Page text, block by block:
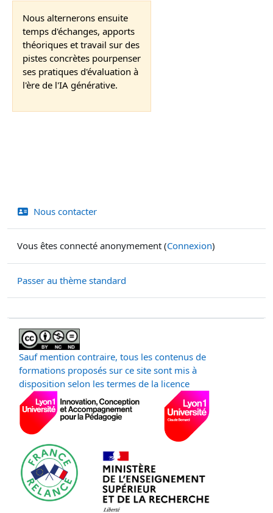
Nous alternerons ensuite
temps d'échanges, apports
théoriques et travail sur des
pistes concrètes pourpenser
ses pratiques d'évaluation à
l'ère de l'IA générative.
Nous contacter
Vous êtes connecté anonymement (Connexion)
Passer au thème standard
Sauf mention contraire, tous les contenus de
formations proposés sur ce site sont mis à
disposition selon les termes de la licence